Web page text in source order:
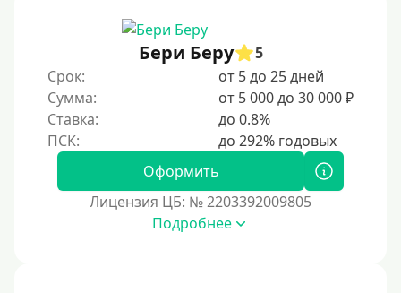
В день обращения
Возраст
С 17 лет
С 18 лет
Бери Беру
5
Срок:
от 5 до 25 дней
Сумма:
от 5 000 до 30 000 ₽
Ставка:
до 0.8%
Оформить
Лицензия ЦБ: № 2203392009805
Подробнее